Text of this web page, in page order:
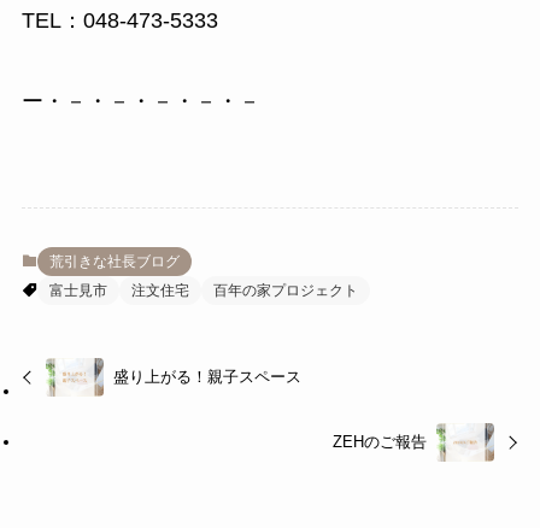
TEL：048-473-5333
ー・－・－・－・－・－
荒引きな社長ブログ
富士見市
注文住宅 百年の家プロジェクト
盛り上がる！親子スペース
ZEHのご報告